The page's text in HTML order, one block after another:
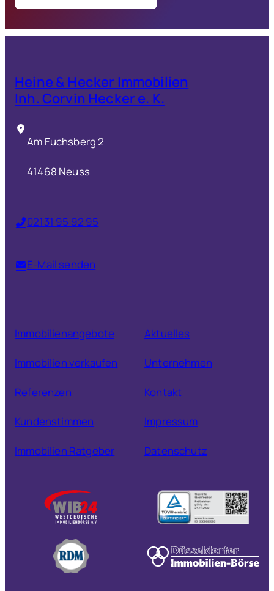
Heine & Hecker Immobilien
Inh. Corvin Hecker e. K.
Am Fuchsberg 2
41468 Neuss
02131 95 92 95
E-Mail senden
Immobilienangebote
Immobilien verkaufen
Referenzen
Kundenstimmen
Immobilien Ratgeber
Aktuelles
Unternehmen
Kontakt
Impressum
Datenschutz